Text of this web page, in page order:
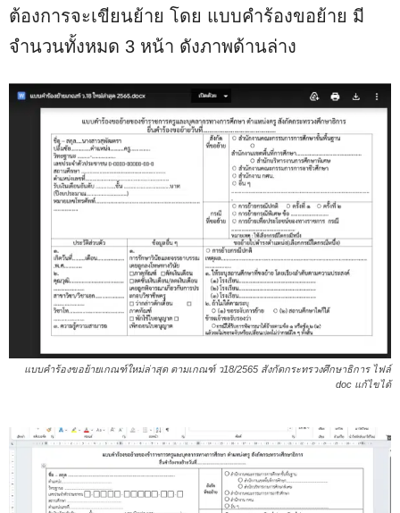
ต้องการจะเขียนย้าย โดย แบบคำร้องขอย้าย มี
จำนวนทั้งหมด 3 หน้า ดังภาพด้านล่าง
แบบคำร้องขอย้ายเกณฑ์ใหม่ล่าสุด ตามเกณฑ์ ว18/2565 สังกัดกระทรวงศึกษาธิการ ไฟล์
doc แก้ไขได้